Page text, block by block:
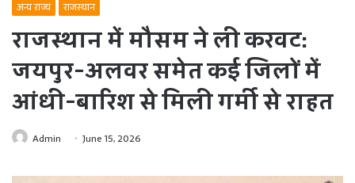
अन्य राज्य राजस्थान
राजस्थान में मौसम ने ली करवट:
जयपुर-अलवर समेत कई जिलों में
आंधी-बारिश से मिली गर्मी से राहत
Admin June 15, 2026